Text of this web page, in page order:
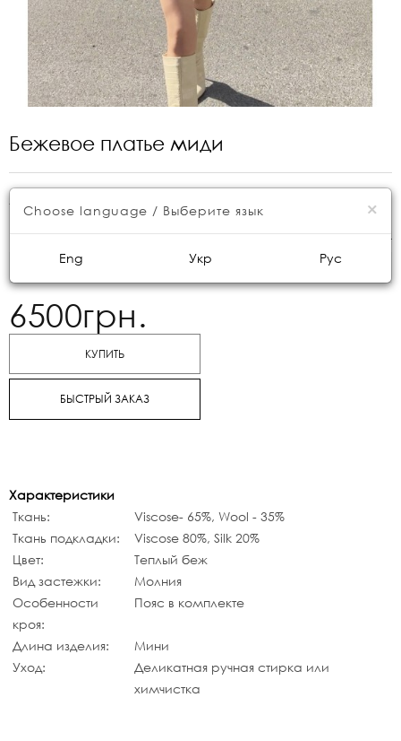
Бежевое платье миди
Артикул:
Консультация менеджера
Размер
6500грн.
КУПИТЬ
БЫСТРЫЙ ЗАКАЗ
Характеристики
Ткань:
Viscose- 65%, Wool - 35%
Ткань подкладки:
Viscose 80%, Silk 20%
Цвет:
Теплый беж
Вид застежки:
Молния
Особенности
кроя:
Пояс в комплекте
Длина изделия:
Мини
Уход:
Деликатная ручная стирка или
химчистка
×
Choose language / Выберите язык
Eng Укр Рус